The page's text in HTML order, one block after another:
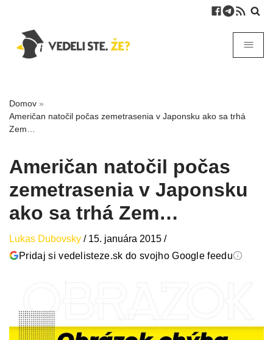
Domov »
Američan natočil počas zemetrasenia v Japonsku ako sa trhá
Zem…
Američan natočil počas
zemetrasenia v Japonsku
ako sa trhá Zem…
Lukas Dubovsky / 15. januára 2015 /
Pridaj si vedelisteze.sk do svojho Google feedu